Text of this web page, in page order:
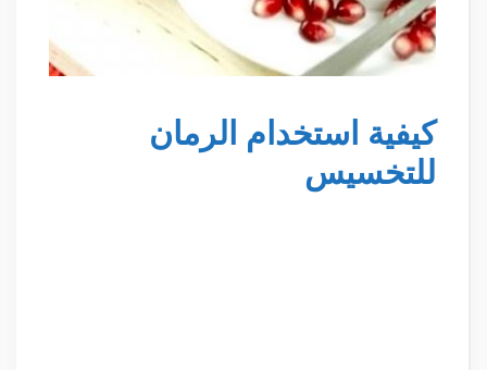
كيفية استخدام الرمان
للتخسيس